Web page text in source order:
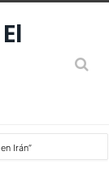
Irán”